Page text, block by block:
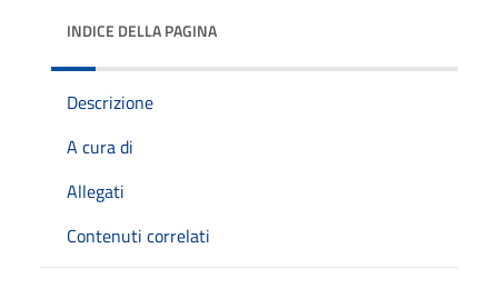
INDICE DELLA PAGINA
Descrizione
A cura di
Allegati
Contenuti correlati